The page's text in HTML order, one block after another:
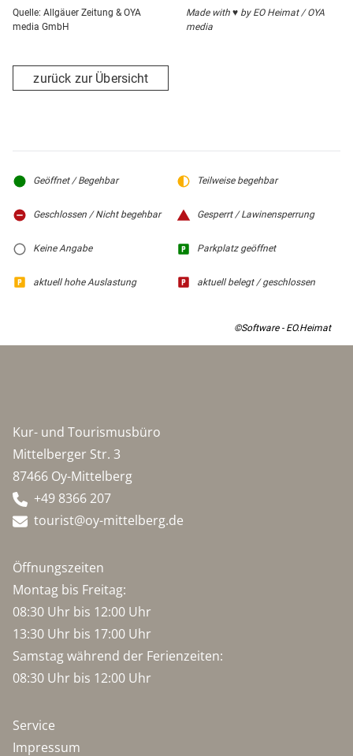
Quelle: Allgäuer Zeitung & OYA
media GmbH
Made with ♥ by EO Heimat / OYA
media
zurück zur Übersicht
Geöffnet / Begehbar Teilweise begehbar
Geschlossen / Nicht begehbar Gesperrt / Lawinensperrung
Keine Angabe Parkplatz geöffnet
aktuell hohe Auslastung aktuell belegt / geschlossen
©Software - EO.Heimat
Kur- und Tourismusbüro
Mittelberger Str. 3
87466 Oy-Mittelberg
+49 8366 207
tourist@oy-mittelberg.de
Öffnungszeiten
Montag bis Freitag:
08:30 Uhr bis 12:00 Uhr
13:30 Uhr bis 17:00 Uhr
Samstag während der Ferienzeiten:
08:30 Uhr bis 12:00 Uhr
Service
Impressum